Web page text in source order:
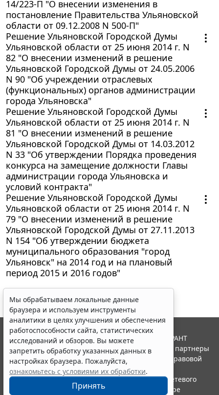
14/223-П "О внесении изменения в
постановление Правительства Ульяновской
области от 09.12.2008 N 500-П"
Решение Ульяновской Городской Думы
Ульяновской области от 25 июня 2014 г. N
82 "О внесении изменений в решение
Ульяновской Городской Думы от 24.05.2006
N 90 "Об учреждении отраслевых
(функциональных) органов администрации
города Ульяновска"
Решение Ульяновской Городской Думы
Ульяновской области от 25 июня 2014 г. N
81 "О внесении изменений в решение
Ульяновской Городской Думы от 14.03.2012
N 33 "Об утверждении Порядка проведения
конкурса на замещение должности Главы
администрации города Ульяновска и
условий контракта"
Решение Ульяновской Городской Думы
Ульяновской области от 25 июня 2014 г. N
79 "О внесении изменений в решение
Ульяновской Городской Думы от 27.11.2013
N 154 "Об утверждении бюджета
муниципального образования "город
Ульяновск" на 2014 год и на плановый
период 2015 и 2016 годов"
Мы обрабатываем локальные данные
браузера и используем инструменты
аналитики в целях улучшения и обеспечения
работоспособности сайта, статистических
исследований и обзоров. Вы можете
запретить обработку указанных данных в
настройках браузера. Пожалуйста,
ознакомьтесь с условиями их обработки.
Принять
© ООО "НПП "ГАРАНТ-СЕРВИС", 2026. Система ГАРАНТ
выпускается с 1990 года. Компания "Гарант" и ее партнеры
являются участниками Российской ассоциации правовой
информации ГАРАНТ.
Портал ГАРАНТ.РУ зарегистрирован в качестве сетевого
издания Федеральной службой по надзору в сфере